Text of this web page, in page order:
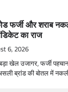
फर्जी और शराब
का राज
6, 2026
खेल उजागर, फर्जी
ब्रांड की बोतल में